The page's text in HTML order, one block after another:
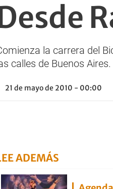
la carrera del
calles de Buenos
21 de mayo de 2010 - 00:00
ADEMÁS